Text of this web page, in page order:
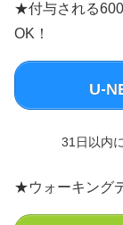
★付与される
OK！
U-
31日以内
★ウォーキング